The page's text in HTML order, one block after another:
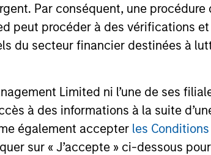
Par conséquent, une
peut procéder à des vérifications
du secteur financier destinées à
Limited ni l’une de ses
à des informations à la suite
également accepter les
sur « J’accepte » ci-dessous
cash-
and money